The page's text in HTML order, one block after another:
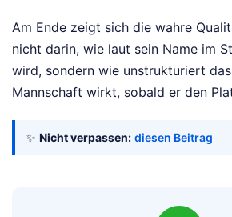
Am Ende zeigt sich die wahre
nicht darin, wie laut sein Name im
wird, sondern wie unstrukturiert
Mannschaft wirkt, sobald er den
✨ Nicht verpassen: diesen Beitrag